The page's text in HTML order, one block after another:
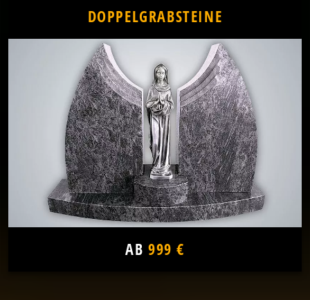
DOPPELGRABSTEINE
AB 999 €